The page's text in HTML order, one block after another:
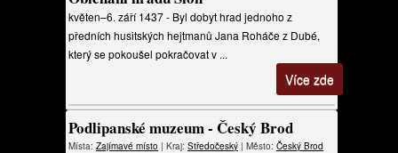
květen–6. září 1437 - Byl dobyt hrad jednoho z
předních husitských hejtmanů Jana Roháče z Dubé,
který se pokoušel pokračovat v ...
Více zde
Podlipanské muzeum - Český Brod
Místa: Zajímavé místo | Kraj: Středočeský | Město: Český Brod